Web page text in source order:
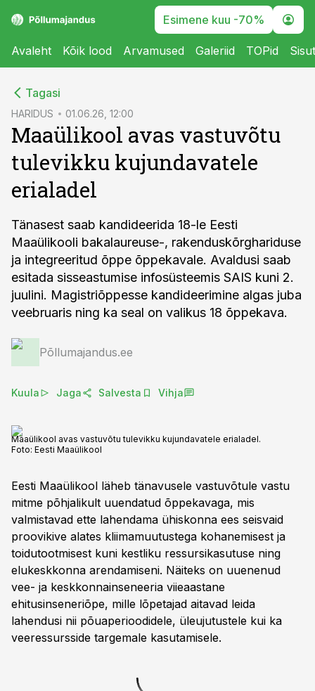
Esimene kuu -70%
Avaleht Kõik lood Arvamused Galeriid TOPid
Tagasi
HARIDUS 01.06.26, 12:00
Maaülikool avas vastuvõtu
tulevikku kujundavatele
erialadel
Tänasest saab kandideerida 18-le Eesti
Maaülikooli bakalaureuse-, rakenduskõrghariduse
ja integreeritud õppe õppekavale. Avaldusi saab
esitada sisseastumise infosüsteemis SAIS kuni 2.
juulini. Magistriõppesse kandideerimine algas juba
veebruaris ning ka seal on valikus 18 õppekava.
Põllumajandus.ee
Kuula Jaga Salvesta Vihja
Maaülikool avas vastuvõtu tulevikku kujundavatele erialadel.
Foto: Eesti Maaülikool
Eesti Maaülikool läheb tänavusele vastuvõtule vastu
mitme põhjalikult uuendatud õppekavaga, mis
valmistavad ette lahendama ühiskonna ees seisvaid
proovikive alates kliimamuutustega kohanemisest ja
toidutootmisest kuni kestliku ressursikasutuse ning
elukeskkonna arendamiseni. Näiteks on uuenenud
vee- ja keskkonnainseneeria viieaastane
ehitusinseneriõpe, mille lõpetajad aitavad leida
lahendusi nii põuaperioodidele, üleujutustele kui ka
veeressursside targemale kasutamisele.